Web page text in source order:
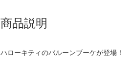
商品説明
ハローキティのバルーンブーケが登場！